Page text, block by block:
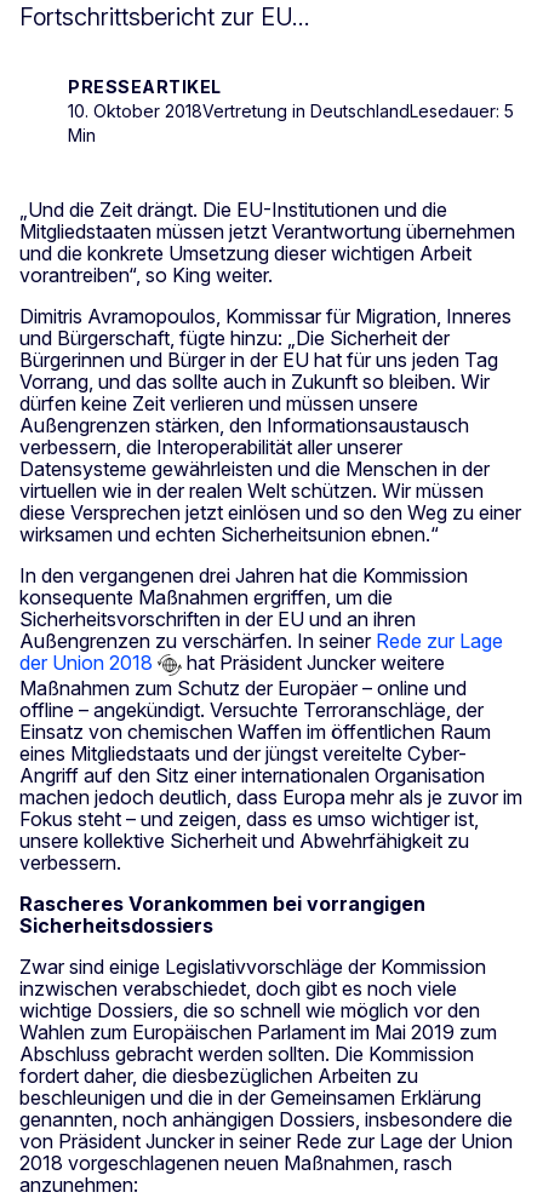
Fortschrittsbericht zur EU...
PRESSEARTIKEL
10. Oktober 2018Vertretung in DeutschlandLesedauer: 5
Min
„Und die Zeit drängt. Die EU-Institutionen und die
Mitgliedstaaten müssen jetzt Verantwortung übernehmen
und die konkrete Umsetzung dieser wichtigen Arbeit
vorantreiben“, so King weiter.
Dimitris Avramopoulos, Kommissar für Migration, Inneres
und Bürgerschaft, fügte hinzu: „Die Sicherheit der
Bürgerinnen und Bürger in der EU hat für uns jeden Tag
Vorrang, und das sollte auch in Zukunft so bleiben. Wir
dürfen keine Zeit verlieren und müssen unsere
Außengrenzen stärken, den Informationsaustausch
verbessern, die Interoperabilität aller unserer
Datensysteme gewährleisten und die Menschen in der
virtuellen wie in der realen Welt schützen. Wir müssen
diese Versprechen jetzt einlösen und so den Weg zu einer
wirksamen und echten Sicherheitsunion ebnen.“
In den vergangenen drei Jahren hat die Kommission
konsequente Maßnahmen ergriffen, um die
Sicherheitsvorschriften in der EU und an ihren
Außengrenzen zu verschärfen. In seiner Rede zur Lage
der Union 2018
hat Präsident Juncker weitere
Maßnahmen zum Schutz der Europäer – online und
offline – angekündigt. Versuchte Terroranschläge, der
Einsatz von chemischen Waffen im öffentlichen Raum
eines Mitgliedstaats und der jüngst vereitelte Cyber-
Angriff auf den Sitz einer internationalen Organisation
machen jedoch deutlich, dass Europa mehr als je zuvor im
Fokus steht – und zeigen, dass es umso wichtiger ist,
unsere kollektive Sicherheit und Abwehrfähigkeit zu
verbessern.
Rascheres Vorankommen bei vorrangigen
Sicherheitsdossiers
Zwar sind einige Legislativvorschläge der Kommission
inzwischen verabschiedet, doch gibt es noch viele
wichtige Dossiers, die so schnell wie möglich vor den
Wahlen zum Europäischen Parlament im Mai 2019 zum
Abschluss gebracht werden sollten. Die Kommission
fordert daher, die diesbezüglichen Arbeiten zu
beschleunigen und die in der Gemeinsamen Erklärung
genannten, noch anhängigen Dossiers, insbesondere die
von Präsident Juncker in seiner Rede zur Lage der Union
2018 vorgeschlagenen neuen Maßnahmen, rasch
anzunehmen: